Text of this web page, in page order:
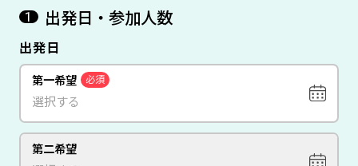
1 出発日・参加人数
出発日
第一希望 必須
第二希望